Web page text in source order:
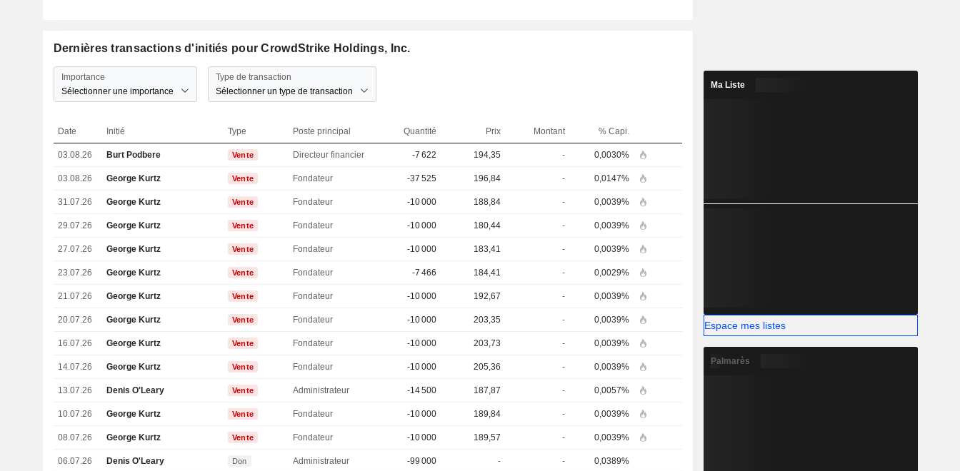
Dernières transactions d'initiés pour CrowdStrike Holdings, Inc.
Importance
Sélectionner une importance
Type de transaction
Sélectionner un type de transaction
Date Initié Type Poste principal Quantité Prix Montant % Capi.
03.08.26 Burt Podbere Vente Directeur financier -7 622 194,35 - 0,0030%
03.08.26 George Kurtz Vente Fondateur -37 525 196,84 - 0,0147%
31.07.26 George Kurtz Vente Fondateur -10 000 188,84 - 0,0039%
29.07.26 George Kurtz Vente Fondateur -10 000 180,44 - 0,0039%
27.07.26 George Kurtz Vente Fondateur -10 000 183,41 - 0,0039%
23.07.26 George Kurtz Vente Fondateur -7 466 184,41 - 0,0029%
21.07.26 George Kurtz Vente Fondateur -10 000 192,67 - 0,0039%
20.07.26 George Kurtz Vente Fondateur -10 000 203,35 - 0,0039%
16.07.26 George Kurtz Vente Fondateur -10 000 203,73 - 0,0039%
14.07.26 George Kurtz Vente Fondateur -10 000 205,36 - 0,0039%
13.07.26 Denis O'Leary Vente Administrateur -14 500 187,87 - 0,0057%
10.07.26 George Kurtz Vente Fondateur -10 000 189,84 - 0,0039%
08.07.26 George Kurtz Vente Fondateur -10 000 189,57 - 0,0039%
06.07.26 Denis O'Leary Don Administrateur -99 000 - - 0,0389%
Ma Liste
Espace mes listes
Palmarès